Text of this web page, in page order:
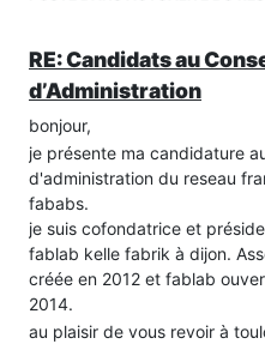
RE: Candidats au
d’Administration
bonjour,
je présente ma candidature
d'administration du reseau
fababs.
je suis cofondatrice et
fablab kelle fabrik à dijon.
créée en 2012 et fablab
2014.
au plaisir de vous revoir à